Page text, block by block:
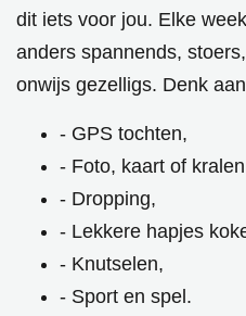
dit iets voor jou. Elke
anders spannends,
onwijs gezelligs. Denk
- GPS tochten,
- Foto, kaart of
- Dropping,
- Lekkere hapjes
- Knutselen,
- Sport en spel.